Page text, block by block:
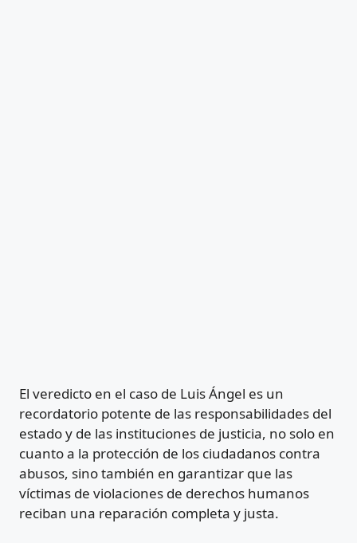
El veredicto en el caso de Luis Ángel es un
recordatorio potente de las responsabilidades del
estado y de las instituciones de justicia, no solo en
cuanto a la protección de los ciudadanos contra
abusos, sino también en garantizar que las
víctimas de violaciones de derechos humanos
reciban una reparación completa y justa.